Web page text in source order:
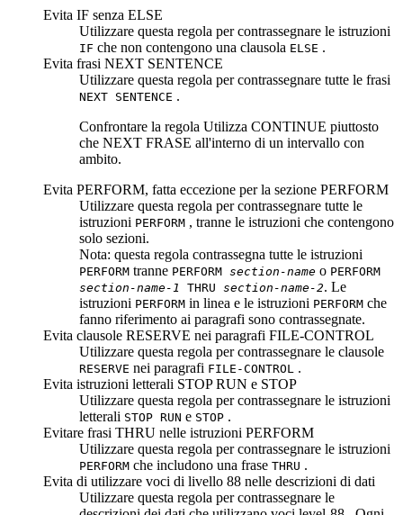
Evita IF senza ELSE
Utilizzare questa regola per contrassegnare le istruzioni
IF che non contengono una clausola ELSE .
Evita frasi NEXT SENTENCE
Utilizzare questa regola per contrassegnare tutte le frasi
NEXT SENTENCE .
Confrontare la regola Utilizza CONTINUE piuttosto
che NEXT FRASE all'interno di un intervallo con
ambito.
Evita PERFORM, fatta eccezione per la sezione PERFORM
Utilizzare questa regola per contrassegnare tutte le
istruzioni PERFORM , tranne le istruzioni che contengono
solo sezioni.
Nota: questa regola contrassegna tutte le istruzioni
PERFORM tranne PERFORM section-name o PERFORM
section-name-1
THRU section-name-2. Le
istruzioni PERFORM in linea e le istruzioni PERFORM che
fanno riferimento ai paragrafi sono contrassegnate.
Evita clausole RESERVE nei paragrafi FILE-CONTROL
Utilizzare questa regola per contrassegnare le clausole
RESERVE nei paragrafi FILE-CONTROL
.
Evita istruzioni letterali STOP RUN e STOP
Utilizzare questa regola per contrassegnare le istruzioni
letterali STOP RUN e STOP .
Evitare frasi THRU nelle istruzioni PERFORM
Utilizzare questa regola per contrassegnare le istruzioni
PERFORM che includono una frase THRU .
Evita di utilizzare voci di livello 88 nelle descrizioni di dati
Utilizzare questa regola per contrassegnare le